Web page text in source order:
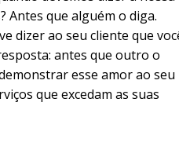
Antes que alguém o diga.
dizer ao seu cliente que
antes que outro o
esse amor ao seu
que excedam as suas